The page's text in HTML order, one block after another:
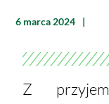
6 marca 2024
Z